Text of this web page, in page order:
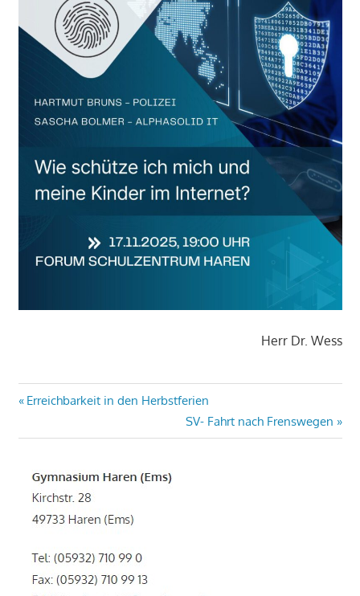
Herr Dr. Wess
Beitragsnavigation
Vorheriger
Erreichbarkeit in den Herbstferien
Nächster
Beitrag:
SV- Fahrt nach Frenswegen